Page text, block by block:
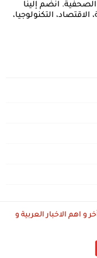
الصحفية. انضم إلينا
التكنولوجيا،
و اهم الاخبار العربية و